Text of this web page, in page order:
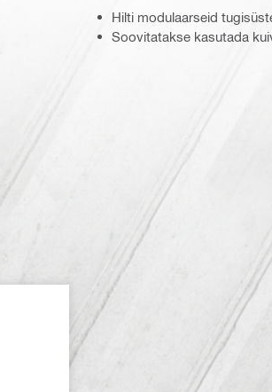
Hilti modulaarseid
Soovitatakse kasutada